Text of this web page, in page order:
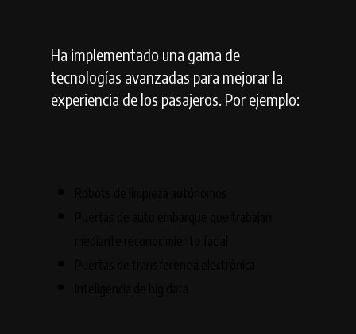
Ha implementado una gama de
tecnologías avanzadas para mejorar la
experiencia de los pasajeros. Por ejemplo: